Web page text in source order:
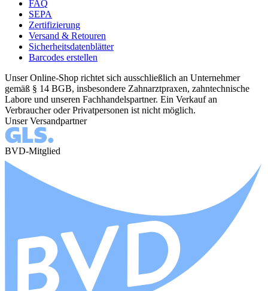
FAQ
SEPA
Zertifizierung
Versand & Retouren
Sicherheitsdatenblätter
Barcodes erstellen
Unser Online-Shop richtet sich ausschließlich an Unternehmer
gemäß § 14 BGB, insbesondere Zahnarztpraxen, zahntechnische
Labore und unseren Fachhandelspartner. Ein Verkauf an
Verbraucher oder Privatpersonen ist nicht möglich.
Unser Versandpartner
BVD-Mitglied